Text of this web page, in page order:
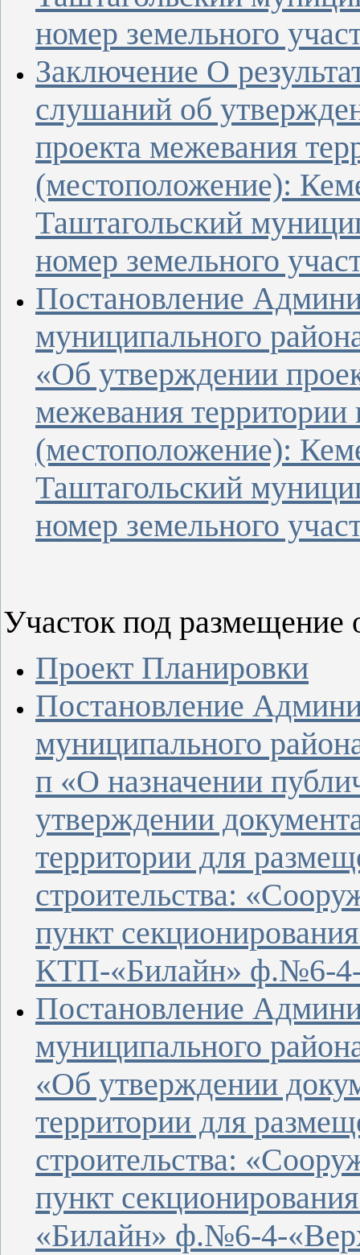
номер земельного
Заключение О
слушаний об
проекта межевания
(местоположение):
Таштагольский
номер земельного
Постановление
муниципального
«Об утверждении
межевания территории
(местоположение):
Таштагольский
номер земельного
Участок под размещение
Проект Планировки
Постановление
муниципального
п «О назначении
утверждении
территории для
строительства:
пункт
КТП-«Билайн» ф.№6-4-
Постановление
муниципального
«Об утверждении
территории для
строительства:
пункт
«Билайн» ф.№6-4-